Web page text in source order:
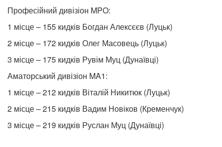
Професійний дивізіон MPO:
1 місце – 155 кидків Богдан Алексєєв (Луцьк)
2 місце – 172 кидків Олег Масовець (Луцьк)
3 місце – 175 кидків Рувім Муц (Дунаївці)
Аматорський дивізіон MA1:
1 місце – 212 кидків Віталій Никитюк (Луцьк)
2 місце – 215 кидків Вадим Новіков (Кременчук)
3 місце – 219 кидків Руслан Муц (Дунаївці)